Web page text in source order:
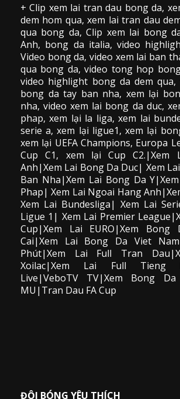
+ Clip xem lai tran dau bong da,
dem hom qua, xem lai tran dau
qua bong da, Clip xem lai bong
Anh, bong da italia, video
Video bong da,video xem lai ban
qua bong da, video tong hop
video highlight bong da dem qua,
bong da tay ban nha, xem lại
nha,video xem lai bong da duc,
phap, xem lại la liga, xem lai
serie a, xem lại ligue1, xem lại
xem lại UEFA Champions, Europa
Cup C1, xem lại Cup C2.|Xem
Anh|Xem Lai Bong Da Duc| Xem
Ban Nha|Xem Lai Bong Da
Phap| Xem Lai Ngoai Hang
Xem Lai Bundesliga| Xem Lai
Ligue 1| Xem Lai Premier
Cup|Xem Lai EURO|Xem Bong
Cai|Xem Lai Bong Da Viet
Phút|Xem Lai Full Tran
Xoilac|Xem Lai Full Tieng
Live|VeboTV TV|Xem Bong
MU|Tran Dau FA Cup
ĐỘI BÓNG YÊU THÍCH